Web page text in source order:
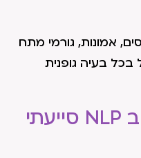
אמונות, גורמי מתח
בכל בעיה גופנית
באמצעות הטיפול ב NLP סייעתי